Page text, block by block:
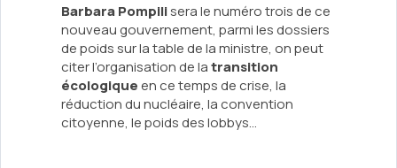
Barbara Pompilisera le numéro trois de ce
nouveau gouvernement, parmi les dossiers
de poids sur la table de la ministre, on peut
citer l’organisation de latransition
écologiqueen ce temps de crise, la
réduction du nucléaire, la convention
citoyenne, le poids des lobbys…